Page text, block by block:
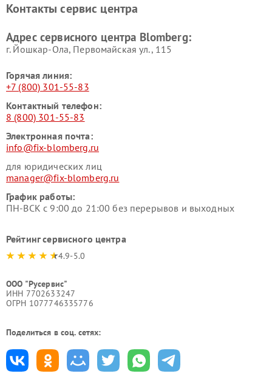
Контакты сервис центра
Адрес сервисного центра Blomberg:
г. Йошкар-Ола, Первомайская ул., 115
Горячая линия:
+7 (800) 301-55-83
Контактный телефон:
8 (800) 301-55-83
Электронная почта:
info@fix-blomberg.ru
для юридических лиц
manager@fix-blomberg.ru
График работы:
ПН-ВСК с 9:00 до 21:00 без перерывов и выходных
Рейтинг сервисного центра
4.9-5.0
ООО "Русервис"
ИНН 7702633247
ОГРН 1077746335776
Поделиться в соц. сетях: